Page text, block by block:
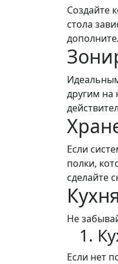
Создайте
стола
другим на
Если
полки,
сделайте
Не
1.
Если нет